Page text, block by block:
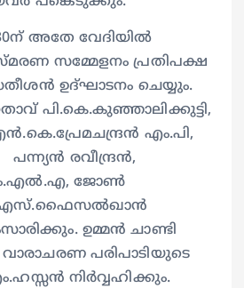
അതേ വേദിയില്‍
സമ്മേളനം പ്രതിപക്ഷ
ഉദ്ഘാടനം ചെയ്യും.
പി.കെ.കുഞ്ഞാലിക്കുട്ടി,
എം.പി,
രവീന്ദ്രന്‍,
ജോണ്‍
ഉമ്മന്‍ ചാണ്ടി
പരിപാടിയുടെ
നിര്‍വ്വഹിക്കും.